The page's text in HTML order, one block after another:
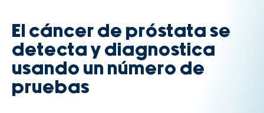
El cáncer de próstata se
detecta y diagnostica
usando un número de
pruebas